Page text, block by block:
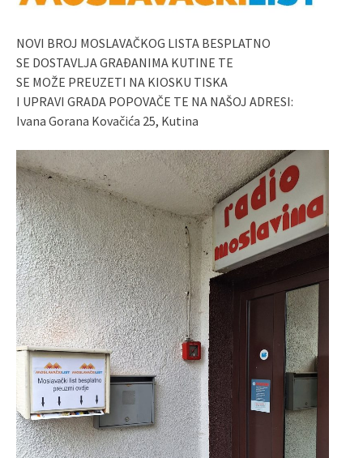
NOVI BROJ MOSLAVAČKOG LISTA BESPLATNO
SE DOSTAVLJA GRAĐANIMA KUTINE TE
SE MOŽE PREUZETI NA KIOSKU TISKA
I UPRAVI GRADA POPOVAČE TE NA NAŠOJ ADRESI:
Ivana Gorana Kovačića 25, Kutina